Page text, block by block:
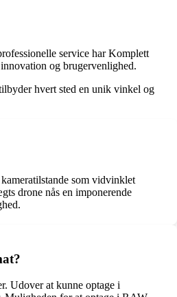
service har Komplett
og brugervenlighed.
hvert sted en unik vinkel og
som vidvinklet
drone nås en imponerende
Udover at kunne optage i